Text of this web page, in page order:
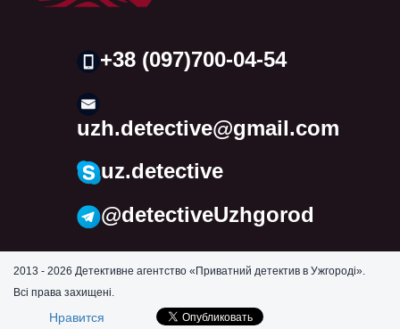
+38 (097)700-04-54
uzh.detective@gmail.com
uz.detective
@detectiveUzhgorod
2013 - 2026 Детективне агентство «Приватний детектив в Ужгороді».
Всі права захищені.
Нравится